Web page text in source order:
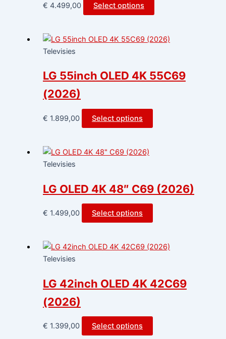
€ 4.499,00 Select options
Televisies
LG 55inch OLED 4K 55C69
(2026)
€ 1.899,00 Select options
Televisies
LG OLED 4K 48″ C69 (2026)
€ 1.499,00 Select options
Televisies
LG 42inch OLED 4K 42C69
(2026)
€ 1.399,00 Select options